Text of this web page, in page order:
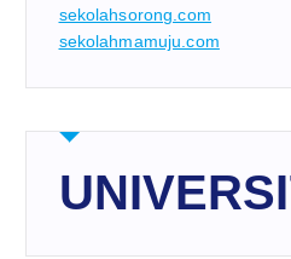
sekolahsorong.com
sekolahmamuju.com